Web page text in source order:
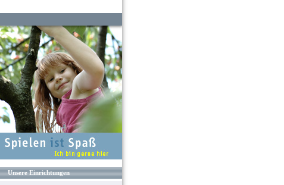
Unsere Einrichtungen